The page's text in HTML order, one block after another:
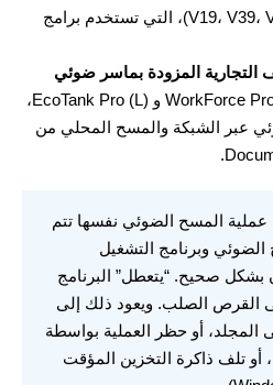
V19، V39، V550، V600، V850 Pro)، التي تستخدم برامج
التجارية المزودة بماسر ضوئي
سلسلتي WorkForce Pro (WF) و EcoTank Pro (L)،
عبر الشبكة والمسح المحلي من
عملية المسح الضوئي نفسها تتم
وبرنامج التشغيل
بشكل صحيح. “يتعطل” البرنامج
القرص الصلب. ويعود ذلك إلى
أو حظر العملية بواسطة
أو تلف ذاكرة التخزين المؤقت